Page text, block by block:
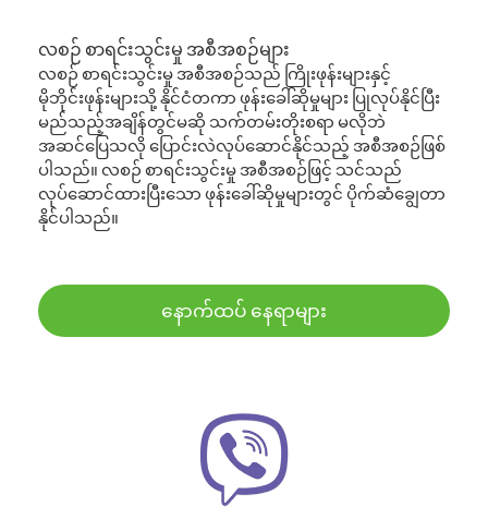
လစဉ် စာရင်းသွင်းမှု အစီအစဉ်များ
လစဉ် စာရင်းသွင်းမှု အစီအစဉ်သည် ကြိုးဖုန်းများနှင့်
မိုဘိုင်းဖုန်းများသို့ နိုင်ငံတကာ ဖုန်းခေါ်ဆိုမှုများ ပြုလုပ်နိုင်ပြီး
မည်သည့်အချိန်တွင်မဆို သက်တမ်းတိုးစရာ မလိုဘဲ
အဆင်ပြေသလို ပြောင်းလဲလုပ်ဆောင်နိုင်သည့် အစီအစဉ်ဖြစ်
ပါသည်။ လစဉ် စာရင်းသွင်းမှု အစီအစဉ်ဖြင့် သင်သည်
လုပ်ဆောင်ထားပြီးသော ဖုန်းခေါ်ဆိုမှုများတွင် ပိုက်ဆံချွေတာ
နိုင်ပါသည်။
နောက်ထပ် နေရာများ